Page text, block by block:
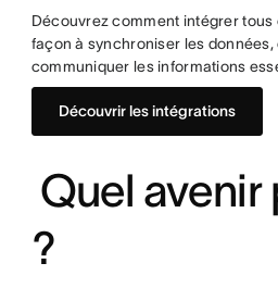
Découvrez comment intégrer tous
façon à synchroniser les
communiquer les informations
Découvrir les intégrations
Quel avenir
?